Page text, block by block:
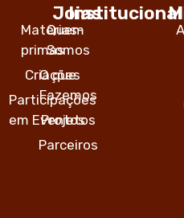
Joias
Matérias-
primas
Criações
Participações
em Eventos
Institucional
Quem
Somos
O que
Fazemos
Projetos
Parceiros